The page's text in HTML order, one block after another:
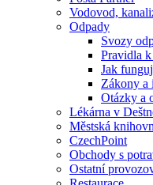
Vodovod,
Odpady
Svozy
Pravidla
Jak
Zákony a
Otázky a
Lékárna v
Městská
CzechPoint
Obchody s
Ostatní